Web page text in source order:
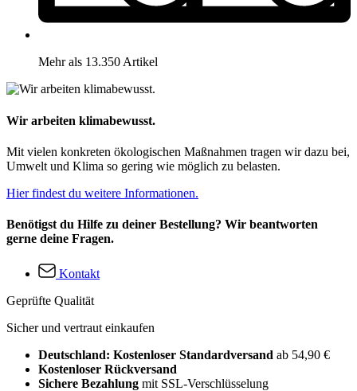
Mehr als 13.350 Artikel
Wir arbeiten klimabewusst.
Mit vielen konkreten ökologischen Maßnahmen tragen wir dazu bei,
Umwelt und Klima so gering wie möglich zu belasten.
Hier findest du weitere Informationen.
Benötigst du Hilfe zu deiner Bestellung? Wir beantworten
gerne deine Fragen.
Kontakt
Geprüfte Qualität
Sicher und vertraut einkaufen
Deutschland: Kostenloser Standardversand ab 54,90 €
Kostenloser Rückversand
Sichere Bezahlung mit SSL-Verschlüsselung